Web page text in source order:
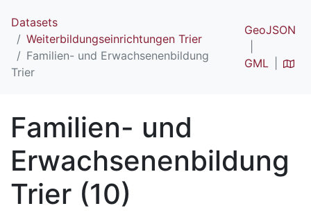
Datasets
Weiterbildungseinrichtungen Trier
Familien- und Erwachsenenbildung
Trier
GeoJSON
GML
Familien- und
Erwachsenenbildung
Trier (10)